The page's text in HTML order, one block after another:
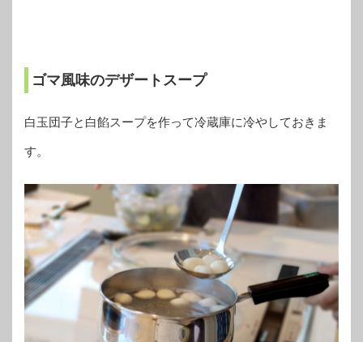
ゴマ風味のデザートスープ
白玉団子と白餡スープを作って冷蔵庫に冷やしておきま
す。